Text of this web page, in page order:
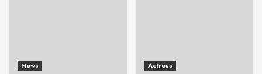
News Actress